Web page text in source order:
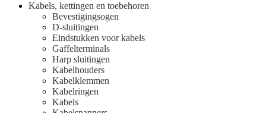
Kabels, kettingen en toebehoren
Bevestigingsogen
D-sluitingen
Eindstukken voor kabels
Gaffelterminals
Harp sluitingen
Kabelhouders
Kabelklemmen
Kabelringen
Kabels